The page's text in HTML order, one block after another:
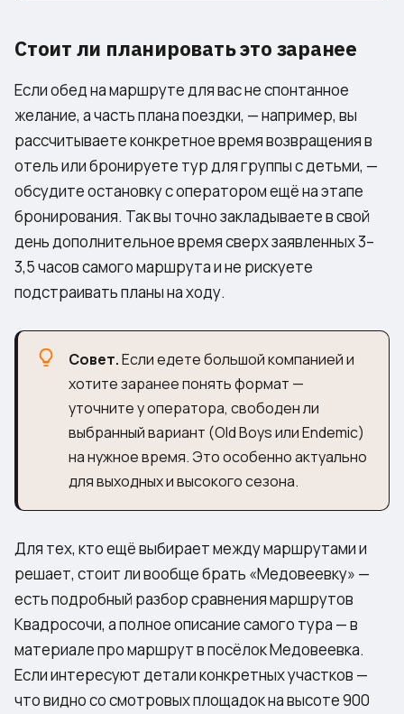
Стоит ли планировать это заранее
Если обед на маршруте для вас не спонтанное
желание, а часть плана поездки, — например, вы
рассчитываете конкретное время возвращения в
отель или бронируете тур для группы с детьми, —
обсудите остановку с оператором ещё на этапе
бронирования. Так вы точно закладываете в свой
день дополнительное время сверх заявленных 3–
3,5 часов самого маршрута и не рискуете
подстраивать планы на ходу.
Совет.Если едете большой компанией и
хотите заранее понять формат —
уточните у оператора, свободен ли
выбранный вариант (Old Boys или Endemic)
на нужное время. Это особенно актуально
для выходных и высокого сезона.
Для тех, кто ещё выбирает между маршрутами и
решает, стоит ли вообще брать «Медовеевку» —
есть подробный разборсравнения маршрутов
Квадросочи, а полное описание самого тура — в
материале промаршрут в посёлок Медовеевка.
Если интересуют детали конкретных участков —
что видно сосмотровых площадок на высоте 900